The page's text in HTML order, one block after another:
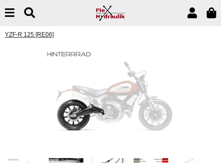
YZF-R 125 [RE06]